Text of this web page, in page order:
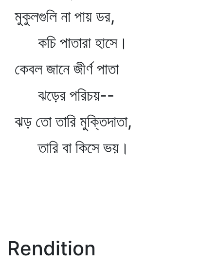
মুকুলগুলি না পায় ডর,
কচি পাতারা হাসে।
কেবল জানে জীর্ণ পাতা
ঝড়ের পরিচয়--
ঝড় তো তারি মুক্তিদাতা,
তারি বা কিসে ভয়।
Rendition